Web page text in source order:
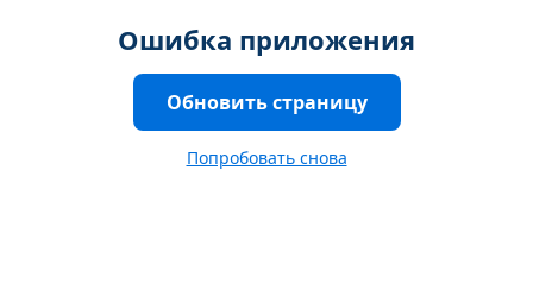
Ошибка приложения
Обновить страницу
Попробовать снова